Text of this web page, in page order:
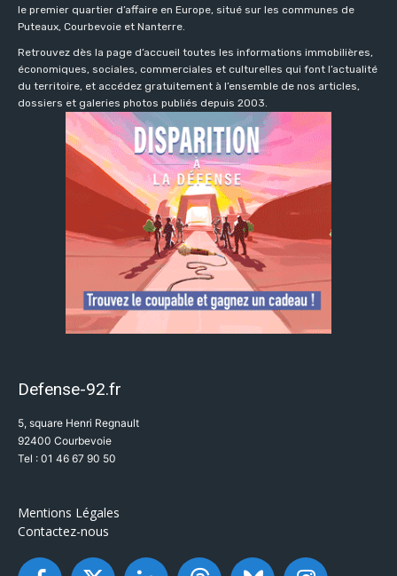
le premier quartier d’affaire en Europe, situé sur les communes de
Puteaux, Courbevoie et Nanterre.
Retrouvez dès la page d’accueil toutes les informations immobilières,
économiques, sociales, commerciales et culturelles qui font l’actualité
du territoire, et accédez gratuitement à l’ensemble de nos articles,
dossiers et galeries photos publiés depuis 2003.
Defense-92.fr
5, square Henri Regnault
92400 Courbevoie
Tel : 01 46 67 90 50
Mentions Légales
Contactez-nous